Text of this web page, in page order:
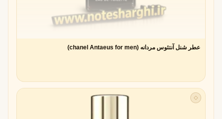
عطر شنل آنتئوس مردانه (chanel Antaeus for men)
◇